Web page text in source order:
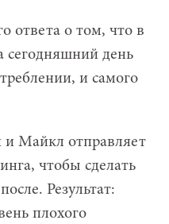
ответа о том, что в
сегодняшний день
и самого
и Майкл отправляет
чтобы сделать
Результат:
плохого